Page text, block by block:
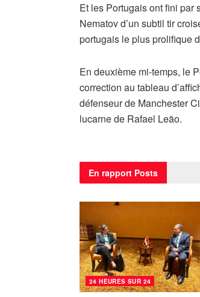
Et les Portugais ont fini par
Nematov d’un subtil tir
portugais le plus prolifique
En deuxième mi-temps, le
correction au tableau
défenseur de Manchester
lucarne de Rafael Leão.
En rapport Posts
24 HEURES SUR 24